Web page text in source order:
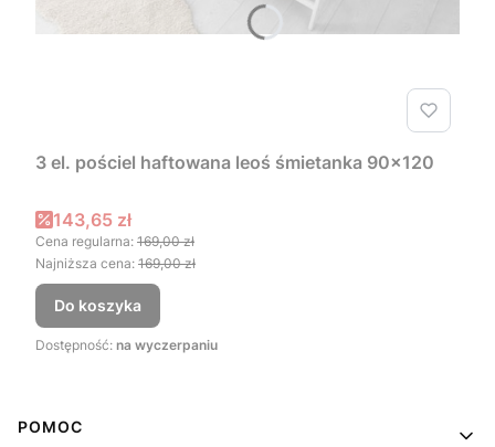
3 el. pościel haftowana leoś śmietanka 90x120
Cena promocyjna
143,65 zł
Cena regularna: 169,00 zł
Najniższa cena: 169,00 zł
Do koszyka
Dostępność: na wyczerpaniu
Linki w stopce
POMOC